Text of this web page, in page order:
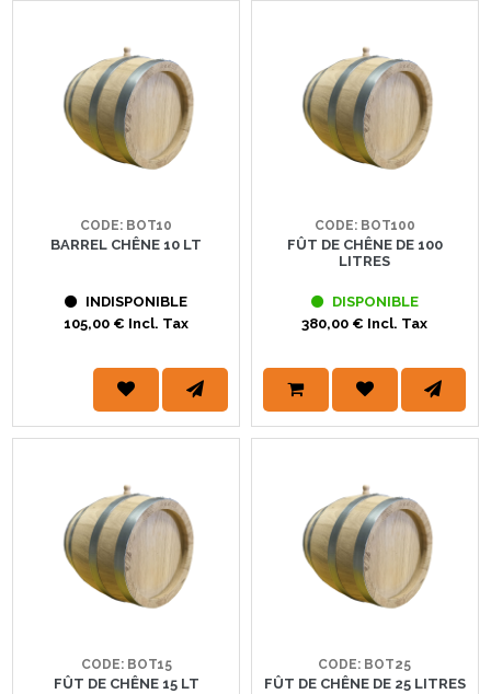
CODE: BOT10
BARREL CHÊNE 10 LT
INDISPONIBLE
105,00 € Incl. Tax
CODE: BOT100
FÛT DE CHÊNE DE 100
LITRES
DISPONIBLE
380,00 € Incl. Tax
CODE: BOT15
FÛT DE CHÊNE 15 LT
CODE: BOT25
FÛT DE CHÊNE DE 25 LITRES